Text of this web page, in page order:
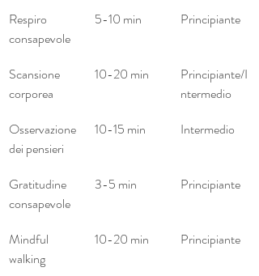
Respiro
consapevole
5-10 min Principiante
Scansione
corporea
10-20 min
Principiante/I
ntermedio
Osservazione
dei pensieri
10-15 min Intermedio
Gratitudine
consapevole
3-5 min Principiante
Mindful
walking
10-20 min Principiante